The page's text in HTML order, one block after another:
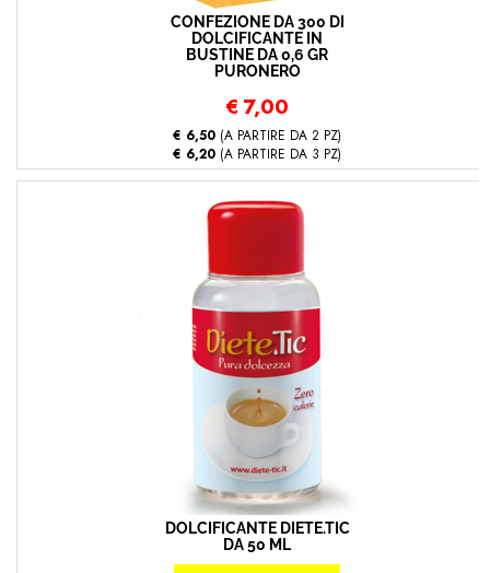
CONFEZIONE DA 300 DI
DOLCIFICANTE IN
BUSTINE DA 0,6 GR
PURONERO
€ 7,00
€ 6,50 (A PARTIRE DA 2 PZ)
€ 6,20 (A PARTIRE DA 3 PZ)
DOLCIFICANTE DIETE.TIC
DA 50 ML